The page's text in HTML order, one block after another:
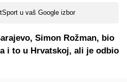
u vaš Google izbor
Simon Rožman, bio
i to u Hrvatskoj, ali je odbio